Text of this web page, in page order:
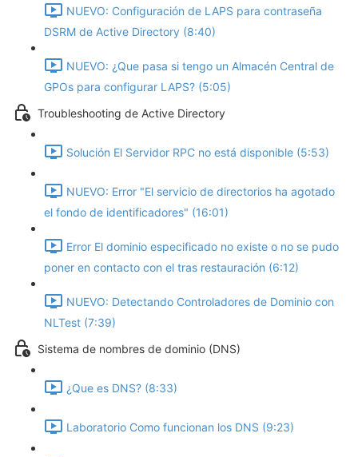
NUEVO: Configuración de LAPS para contraseña
DSRM de Active Directory (8:40)
NUEVO: ¿Que pasa si tengo un Almacén Central de
GPOs para configurar LAPS? (5:05)
Troubleshooting de Active Directory
Solución El Servidor RPC no está disponible (5:53)
NUEVO: Error "El servicio de directorios ha agotado
el fondo de identificadores" (16:01)
Error El dominio especificado no existe o no se pudo
poner en contacto con el tras restauración (6:12)
NUEVO: Detectando Controladores de Dominio con
NLTest (7:39)
Sistema de nombres de dominio (DNS)
¿Que es DNS? (8:33)
Laboratorio Como funcionan los DNS (9:23)